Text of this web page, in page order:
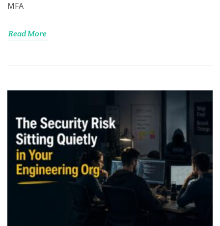
MFA
Read More